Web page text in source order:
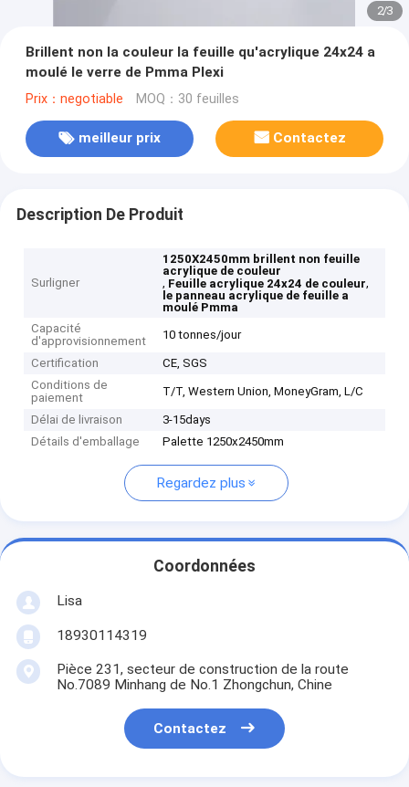
2/3
Brillent non la couleur la feuille qu'acrylique 24x24 a
moulé le verre de Pmma Plexi
Prix：negotiable MOQ：30 feuilles
meilleur prix Contactez
Description De Produit
Surligner
1250X2450mm brillent non feuille
acrylique de couleur
, Feuille acrylique 24x24 de couleur,
le panneau acrylique de feuille a
moulé Pmma
Capacité
d'approvisionnement
10 tonnes/jour
Certification
CE, SGS
Conditions de
paiement
T/T, Western Union, MoneyGram, L/C
Délai de livraison
3-15days
Détails d'emballage
Palette 1250x2450mm
Regardez plus
Coordonnées
Lisa
18930114319
Pièce 231, secteur de construction de la route
No.7089 Minhang de No.1 Zhongchun, Chine
Contactez